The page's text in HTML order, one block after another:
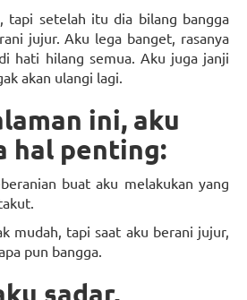
tapi setelah itu dia bilang bangga
jujur. Aku lega banget, rasanya
hati hilang semua. Aku juga janji
akan ulangi lagi.
ini, aku
hal penting:
buat aku melakukan yang
mudah, tapi saat aku berani jujur,
pun bangga.